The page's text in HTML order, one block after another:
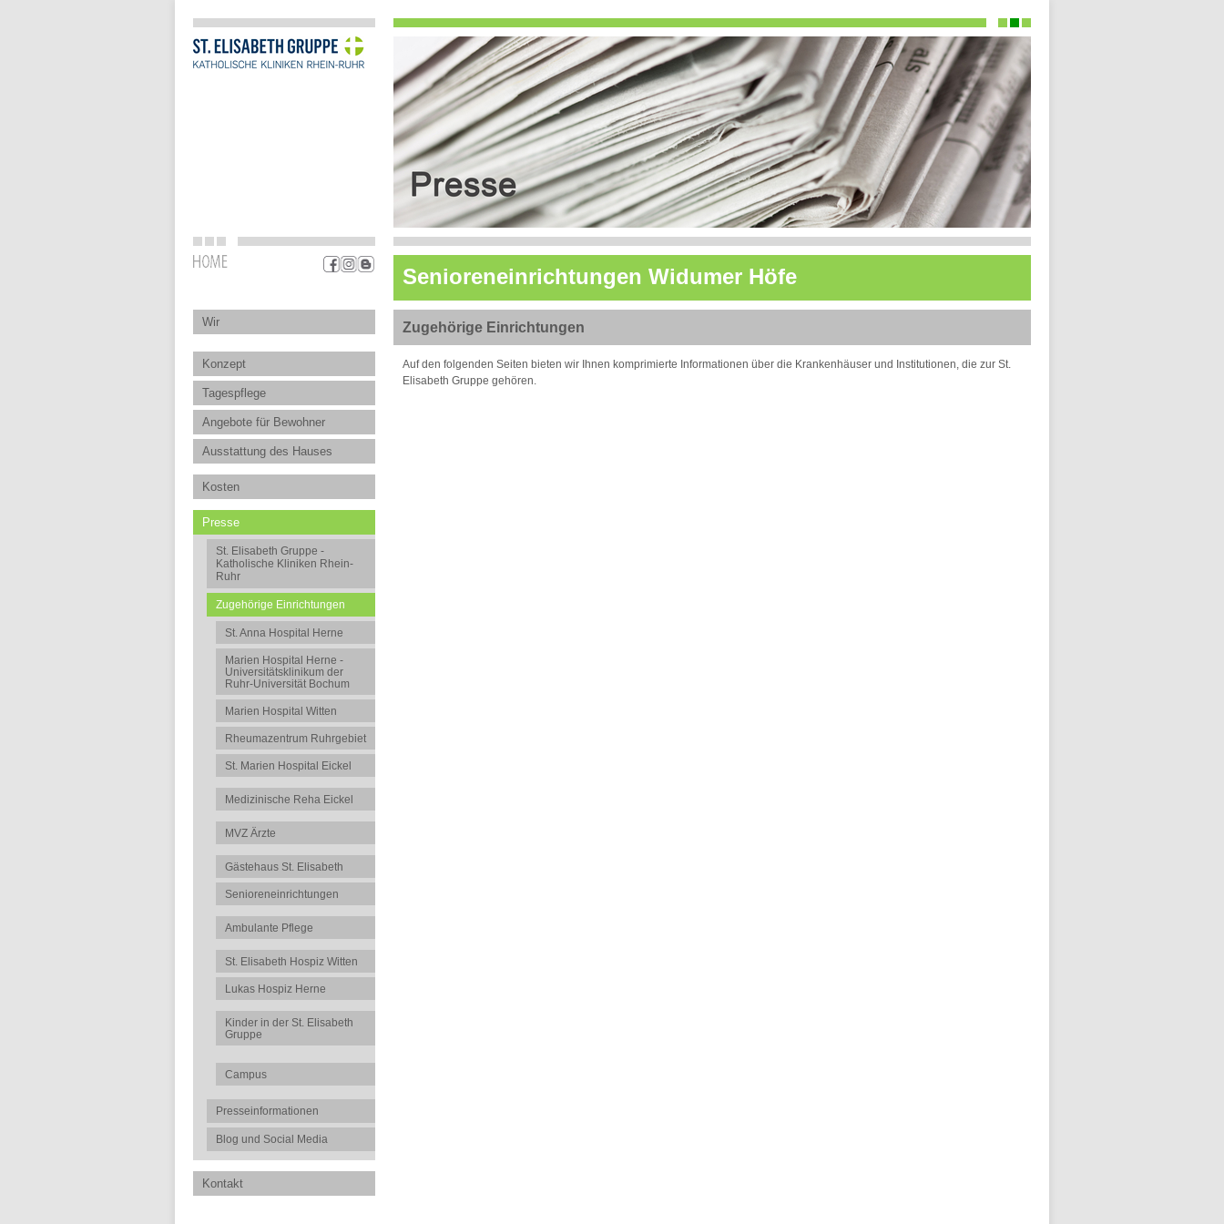
Senioreneinrichtungen Widumer Höfe
Wir
Konzept
Tagespflege
Angebote für Bewohner
Ausstattung des Hauses
Kosten
Presse
St. Elisabeth Gruppe -
Katholische Kliniken Rhein-
Ruhr
Zugehörige Einrichtungen
St. Anna Hospital Herne
Marien Hospital Herne -
Universitätsklinikum der
Ruhr-Universität Bochum
Marien Hospital Witten
Rheumazentrum Ruhrgebiet
St. Marien Hospital Eickel
Medizinische Reha Eickel
MVZ Ärzte
Gästehaus St. Elisabeth
Senioreneinrichtungen
Ambulante Pflege
St. Elisabeth Hospiz Witten
Lukas Hospiz Herne
Kinder in der St. Elisabeth
Gruppe
Campus
Presseinformationen
Blog und Social Media
Kontakt
Zugehörige Einrichtungen
Auf den folgenden Seiten bieten wir Ihnen komprimierte Informationen über die Krankenhäuser und Institutionen, die zur St.
Elisabeth Gruppe gehören.